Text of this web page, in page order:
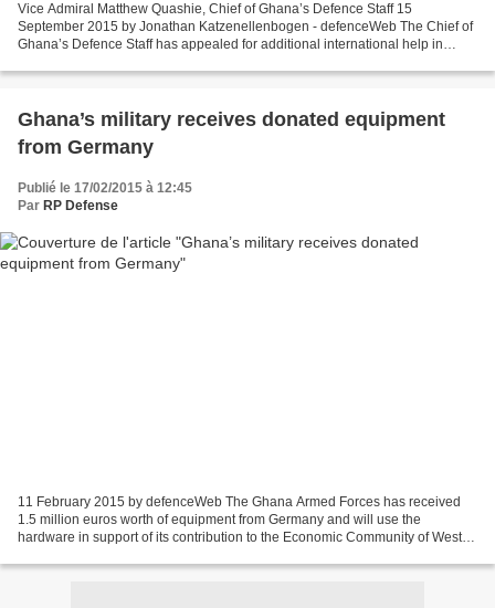
Vice Admiral Matthew Quashie, Chief of Ghana’s Defence Staff 15
September 2015 by Jonathan Katzenellenbogen - defenceWeb The Chief of
Ghana’s Defence Staff has appealed for additional international help in
Ghana’s military receives donated equipment
from Germany
Publié le 17/02/2015 à 12:45
Par RP Defense
11 February 2015 by defenceWeb The Ghana Armed Forces has received
1.5 million euros worth of equipment from Germany and will use the
hardware in support of its contribution to the Economic Community of West